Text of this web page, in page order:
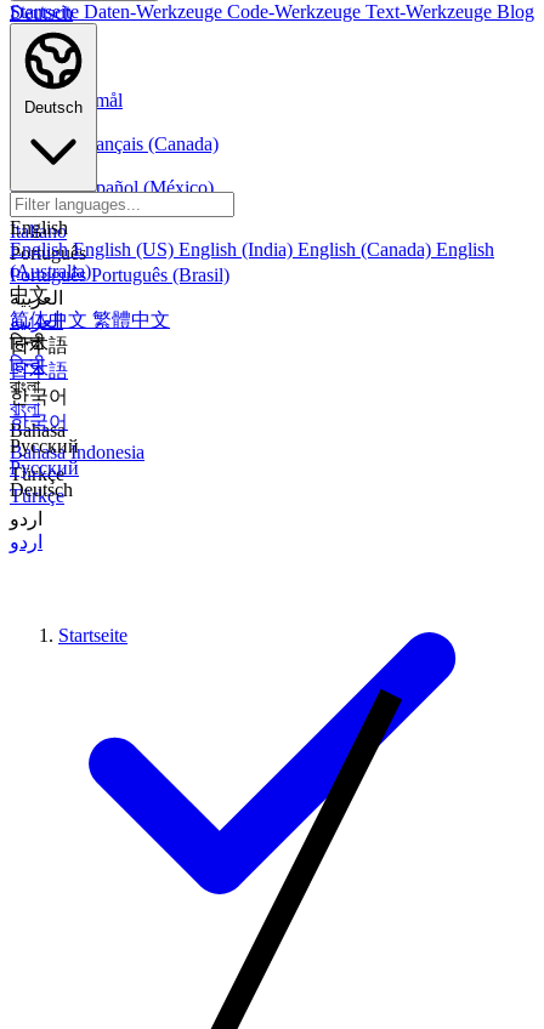
Deutsch
Nederlands
Nederlands
Norsk
Norsk Bokmål
Français
Français (Canada)
Español
EspañolEspañol (México)
Italiano
Italiano
Português
PortuguêsPortuguês (Brasil)
العربية
العربية
हिन्दी
हिन्दी
বাংলা
বাংলা
Bahasa
Bahasa Indonesia
Türkçe
Türkçe
اردو
اردو
Startseite Daten-Werkzeuge Code-Werkzeuge Text-Werkzeuge Blog
Deutsch
English
EnglishEnglish (US) English (India) English (Canada) English
(Australia)
中文
简体中文 繁體中文
日本語
日本語
한국어
한국어
Русский
Русский
Deutsch
Startseite